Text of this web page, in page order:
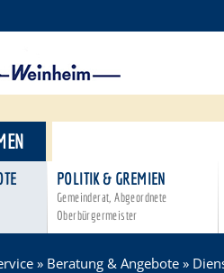
POLITIK & GREMIEN
Gemeinderat, Abgeordnete
Oberbürgermeister
» Beratung & Angebote »